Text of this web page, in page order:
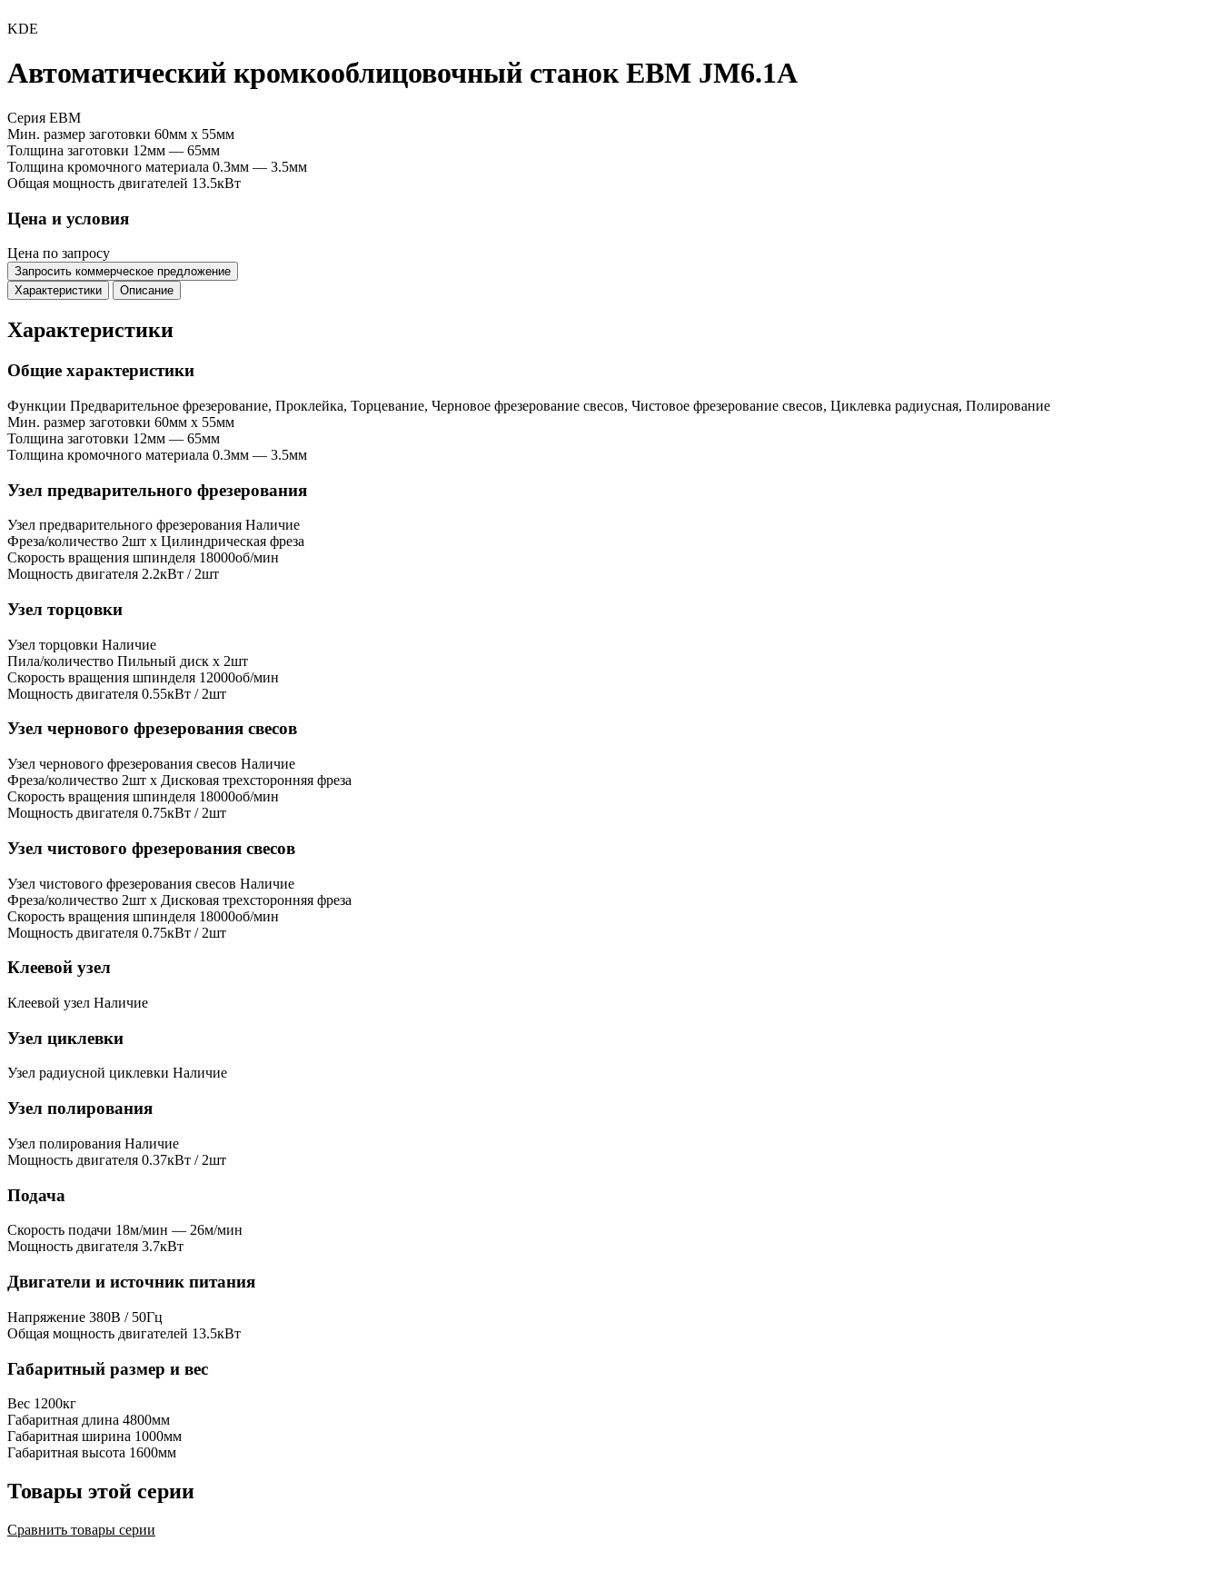
KDE
Автоматический кромкооблицовочный станок EBM JM6.1А
Серия EBM
Мин. размер заготовки 60мм x 55мм
Толщина заготовки 12мм — 65мм
Толщина кромочного материала 0.3мм — 3.5мм
Общая мощность двигателей 13.5кВт
Цена и условия
Цена по запросу
Запросить коммерческое предложение
Характеристики
Описание
Характеристики
Общие характеристики
Функции Предварительное фрезерование, Проклейка, Торцевание, Черновое фрезерование свесов, Чистовое фрезерование свесов, Циклевка радиусная, Полирование
Мин. размер заготовки 60мм x 55мм
Толщина заготовки 12мм — 65мм
Толщина кромочного материала 0.3мм — 3.5мм
Узел предварительного фрезерования
Узел предварительного фрезерования Наличие
Фреза/количество 2шт x Цилиндрическая фреза
Скорость вращения шпинделя 18000об/мин
Мощность двигателя 2.2кВт / 2шт
Узел торцовки
Узел торцовки Наличие
Пила/количество Пильный диск x 2шт
Скорость вращения шпинделя 12000об/мин
Мощность двигателя 0.55кВт / 2шт
Узел чернового фрезерования свесов
Узел чернового фрезерования свесов Наличие
Фреза/количество 2шт x Дисковая трехсторонняя фреза
Скорость вращения шпинделя 18000об/мин
Мощность двигателя 0.75кВт / 2шт
Узел чистового фрезерования свесов
Узел чистового фрезерования свесов Наличие
Фреза/количество 2шт x Дисковая трехсторонняя фреза
Скорость вращения шпинделя 18000об/мин
Мощность двигателя 0.75кВт / 2шт
Клеевой узел
Клеевой узел Наличие
Узел циклевки
Узел радиусной циклевки Наличие
Узел полирования
Узел полирования Наличие
Мощность двигателя 0.37кВт / 2шт
Подача
Скорость подачи 18м/мин — 26м/мин
Мощность двигателя 3.7кВт
Двигатели и источник питания
Напряжение 380В / 50Гц
Общая мощность двигателей 13.5кВт
Габаритный размер и вес
Вес 1200кг
Габаритная длина 4800мм
Габаритная ширина 1000мм
Габаритная высота 1600мм
Товары этой серии
Сравнить товары серии